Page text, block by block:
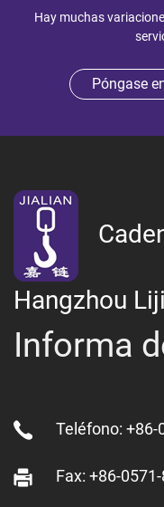
Hay muchas
Póngase
Hangzhou
Informa
Teléfono:
Fax: +86-